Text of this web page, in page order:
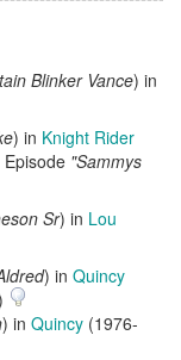
Blinker Vance) in
) in Knight Rider
"Sammys
Sr) in Lou
) in Quincy
) in Quincy (1976-